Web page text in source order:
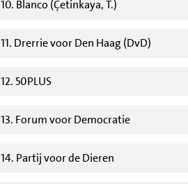
10. Blanco (Çetinkaya, T.)
11. Drerrie voor Den Haag (DvD)
12. 50PLUS
13. Forum voor Democratie
14. Partij voor de Dieren